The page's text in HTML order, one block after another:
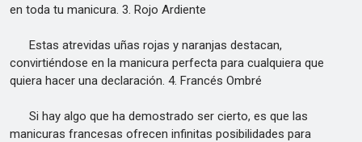
en toda tu manicura. 3. Rojo Ardiente
Estas atrevidas uñas rojas y naranjas destacan,
convirtiéndose en la manicura perfecta para cualquiera que
quiera hacer una declaración. 4. Francés Ombré
Si hay algo que ha demostrado ser cierto, es que las
manicuras francesas ofrecen infinitas posibilidades para